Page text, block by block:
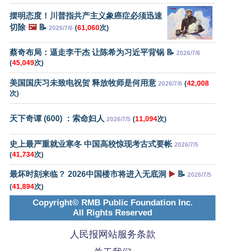
摆明态度！川普指共产主义象癌症必须迅速
切除 🖼️📝 2026/7/6 (61,060次)
蔡奇布局：逼走李干杰 让陈希为习近平背锅 📝 2026/7/6
(45,049次)
美国国庆习未致电祝贺 释放牧师是何用意 2026/7/6 (42,008
次)
天下奇谭 (600) ：索命妇人 2026/7/5 (11,094次)
史上最严重就业寒冬 中国高校惊现考古式要帐 2026/7/5
(41,734次)
最坏时刻来临？ 2026中国楼市将进入无底洞 ▶️ 📝 2026/7/5
(41,894次)
Copyright© RMB Public Foundation Inc.
All Rights Reserved
人民报网站服务条款